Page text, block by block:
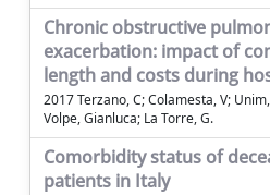
Chronic obstructive
exacerbation: impact of
length and costs during
2017 Terzano, C; Colamesta, V;
Volpe, Gianluca; La Torre, G.
Comorbidity status of
patients in Italy